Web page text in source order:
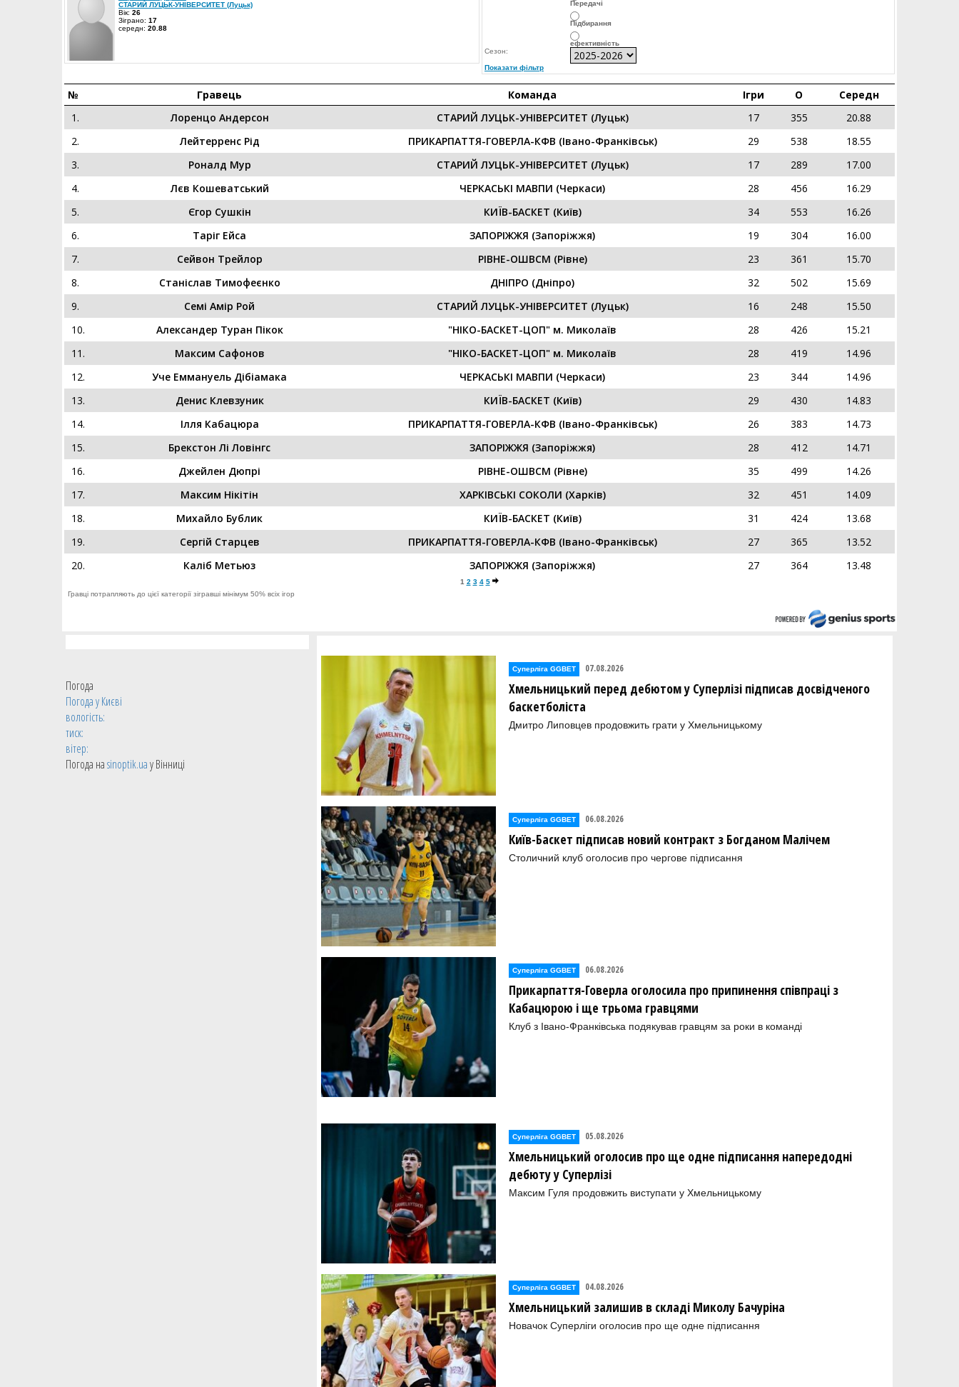
СТАРИЙ ЛУЦЬК-УНІВЕРСИТЕТ (Луцьк)
Вік: 26
Зіграно: 17
середн: 20.88
Передачі
Підбирання
ефективність
Сезон:
Показати фільтр
№ Гравець Команда Ігри О
Середн
1.
Лоренцо Андерсон СТАРИЙ ЛУЦЬК-УНІВЕРСИТЕТ (Луцьк) 17 355
20.88
2.
Лейтерренс Рід ПРИКАРПАТТЯ-ГОВЕРЛА-КФВ (Івано-Франківськ) 29 538
18.55
3.
Роналд Мур СТАРИЙ ЛУЦЬК-УНІВЕРСИТЕТ (Луцьк) 17 289
17.00
4.
Лєв Кошеватський ЧЕРКАСЬКІ МАВПИ (Черкаси) 28 456
16.29
5.
Єгор Сушкін КИЇВ-БАСКЕТ (Київ) 34 553
16.26
6.
Таріг Ейса ЗАПОРІЖЖЯ (Запоріжжя) 19 304
16.00
7.
Сейвон Трейлор РІВНЕ-ОШВСМ (Рівне) 23 361
15.70
8.
Станіслав Тимофеєнко ДНІПРО (Дніпрo) 32 502
15.69
9.
Семі Амір Рой СТАРИЙ ЛУЦЬК-УНІВЕРСИТЕТ (Луцьк) 16 248
15.50
10.
Александер Туран Пікок "НІКО-БАСКЕТ-ЦОП" м. Миколаїв 28 426
15.21
11.
Максим Сафонов "НІКО-БАСКЕТ-ЦОП" м. Миколаїв 28 419
14.96
12.
Уче Еммануель Дібіамака ЧЕРКАСЬКІ МАВПИ (Черкаси) 23 344
14.96
13.
Денис Клевзуник КИЇВ-БАСКЕТ (Київ) 29 430
14.83
14.
Ілля Кабацюра ПРИКАРПАТТЯ-ГОВЕРЛА-КФВ (Івано-Франківськ) 26 383
14.73
15.
Брекстон Лі Ловінгс ЗАПОРІЖЖЯ (Запоріжжя) 28 412
14.71
16.
Джейлен Дюпрі РІВНЕ-ОШВСМ (Рівне) 35 499
14.26
17.
Максим Нікітін ХАРКІВСЬКІ СОКОЛИ (Харків) 32 451
14.09
18.
Михайло Бублик КИЇВ-БАСКЕТ (Київ) 31 424
13.68
19.
Сергій Старцев ПРИКАРПАТТЯ-ГОВЕРЛА-КФВ (Івано-Франківськ) 27 365
13.52
20.
Каліб Метьюз ЗАПОРІЖЖЯ (Запоріжжя) 27 364 13.48
1 2 3 4 5
Гравці потрапляють до цієї категорії зігравші мінімум 50% всіх ігор
Погода
Погода уКиєві
вологість:
тиск:
вітер:
Погода наsinoptik.uaу Вінниці
Суперліга GGBET 07.08.2026
Хмельницький перед дебютом у Суперлізі підписав досвідченого
баскетболіста
Дмитро Липовцев продовжить грати у Хмельницькому
Суперліга GGBET 06.08.2026
Київ-Баскет підписав новий контракт з Богданом Малічем
Столичний клуб оголосив про чергове підписання
Суперліга GGBET 06.08.2026
Прикарпаття-Говерла оголосила про припинення співпраці з
Кабацюрою і ще трьома гравцями
Клуб з Івано-Франківська подякував гравцям за роки в команді
Суперліга GGBET 05.08.2026
Хмельницький оголосив про ще одне підписання напередодні
дебюту у Суперлізі
Максим Гуля продовжить виступати у Хмельницькому
Суперліга GGBET 04.08.2026
Хмельницький залишив в складі Миколу Бачуріна
Новачок Суперліги оголосив про ще одне підписання